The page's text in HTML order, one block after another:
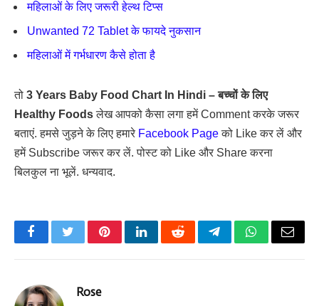
महिलाओं के लिए जरूरी हेल्थ टिप्स
Unwanted 72 Tablet के फायदे नुकसान
महिलाओं में गर्भधारण कैसे होता है
तो 3 Years Baby Food Chart In Hindi – बच्चों के लिए
Healthy Foodsलेख आपको कैसा लगा हमें Comment करके जरूर
बताएं. हमसे जुड़ने के लिए हमारे Facebook Pageको Like कर लें और
हमें Subscribe जरूर कर लें. पोस्ट को Like और Share करना
बिलकुल ना भूलें. धन्यवाद.
FacebookTwitterPinterestLinkedInRedditTelegramWhatsApp
Email
Rose